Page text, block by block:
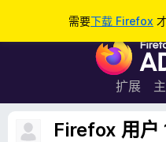
需要下载 Firefox
扩展
Firefox 用户